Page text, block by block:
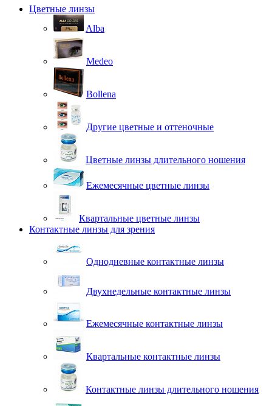
Цветные линзы
Alba
Medeo
Bollena
Другие цветные и оттеночные
Цветные линзы длительного ношения
Ежемесячные цветные линзы
Квартальные цветные линзы
Контактные линзы для зрения
Однодневные контактные линзы
Двухнедельные контактные линзы
Ежемесячные контактные линзы
Квартальные контактные линзы
Контактные линзы длительного ношения